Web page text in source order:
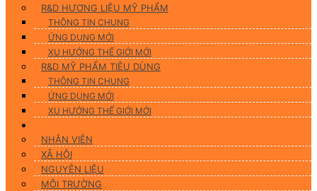
R&D HƯƠNG LIỆU MỸ PHẨM
THÔNG TIN CHUNG
ỨNG DỤNG MỚI
XU HƯỚNG THẾ GIỚI MỚI
R&D MỸ PHẨM TIÊU DÙNG
THÔNG TIN CHUNG
ỨNG DỤNG MỚI
XU HƯỚNG THẾ GIỚI MỚI
NHÂN VIÊN
XÃ HỘI
NGUYÊN LIỆU
MÔI TRƯỜNG